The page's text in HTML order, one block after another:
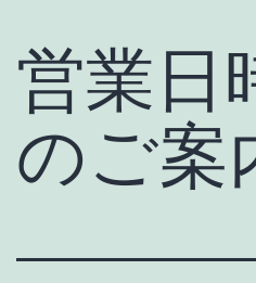
ッ営業日
のご案